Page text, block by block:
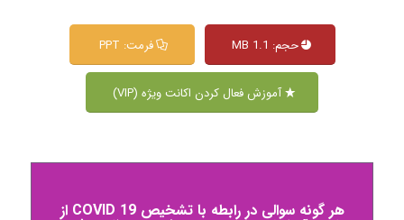
حجم: 1.1 MB فرمت: PPT
آموزش فعال کردن اکانت ویژه (VIP)
هر گونه سوالی در رابطه با تشخیص COVID 19 از